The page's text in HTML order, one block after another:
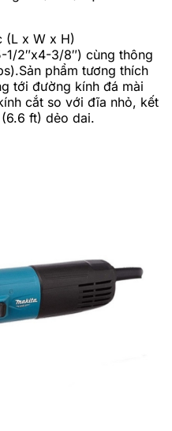
(L x W x H)
1/2″x4-3/8″) cùng thông
phẩm tương thích
tới đường kính đá mài
cắt so với đĩa nhỏ, kết
ft) dẻo dai.